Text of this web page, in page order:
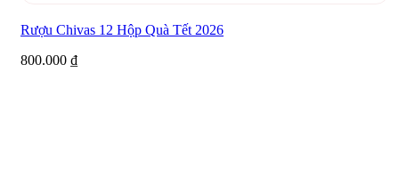
Rượu Chivas 12 Hộp Quà Tết 2026
800.000 ₫